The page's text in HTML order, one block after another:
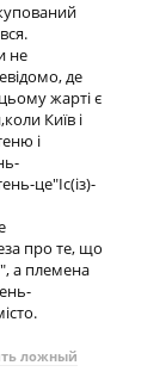
не
де
жарті є
Київ і
і
це"Іс(із)-
про те, що
а племена
ложный